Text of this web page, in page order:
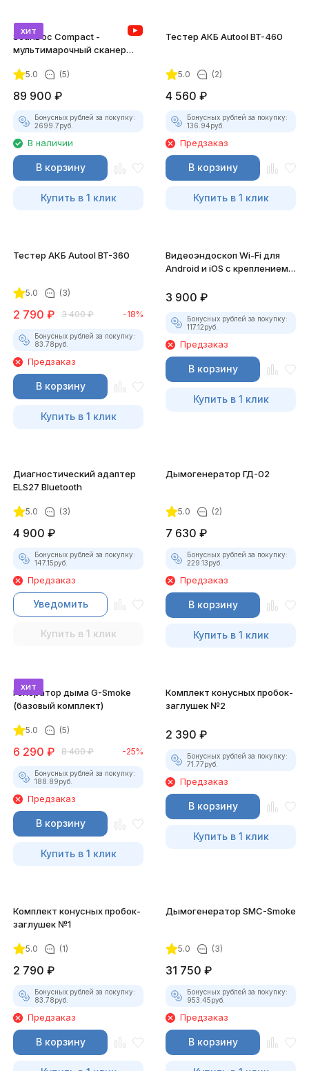
хит
ScanDoc Compact -
мультимарочный сканер
5.0 (5)
89 900 ₽
Бонусных рублей за покупку:
2699.7руб.
В наличии
В корзину
Купить в 1 клик
Тестер АКБ Autool BT-460
5.0 (2)
4 560 ₽
Бонусных рублей за покупку:
136.94руб.
Предзаказ
В корзину
Купить в 1 клик
Тестер АКБ Autool BT-360
5.0 (3)
2 790 ₽ 3 400 ₽ -18%
Бонусных рублей за покупку:
83.78руб.
Предзаказ
В корзину
Купить в 1 клик
Видеоэндоскоп Wi-Fi для
Android и iOS с креплением
3 900 ₽
Бонусных рублей за покупку:
117.12руб.
Предзаказ
В корзину
Купить в 1 клик
Диагностический адаптер
ELS27 Bluetooth
5.0 (3)
4 900 ₽
Бонусных рублей за покупку:
147.15руб.
Предзаказ
Уведомить
Купить в 1 клик
Дымогенератор ГД-02
5.0 (2)
7 630 ₽
Бонусных рублей за покупку:
229.13руб.
Предзаказ
В корзину
Купить в 1 клик
хит
Генератор дыма G-Smoke
(базовый комплект)
5.0 (5)
6 290 ₽ 8 400 ₽ -25%
Бонусных рублей за покупку:
188.89руб.
Предзаказ
В корзину
Купить в 1 клик
Комплект конусных пробок-
заглушек №2
2 390 ₽
Бонусных рублей за покупку:
71.77руб.
Предзаказ
В корзину
Купить в 1 клик
Комплект конусных пробок-
заглушек №1
5.0 (1)
2 790 ₽
Бонусных рублей за покупку:
83.78руб.
Предзаказ
В корзину
Дымогенератор SMC-Smoke
5.0 (3)
31 750 ₽
Бонусных рублей за покупку:
953.45руб.
Предзаказ
В корзину